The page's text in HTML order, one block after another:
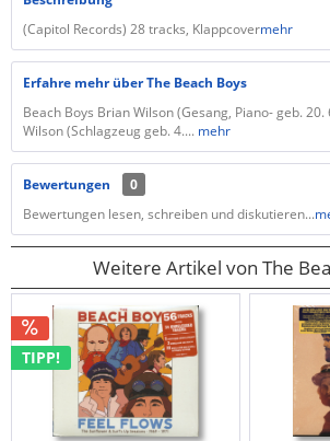
(Capitol Records) 28 tracks, Klappcovermehr
Erfahre mehr über The Beach Boys
Beach Boys Brian Wilson (Gesang, Piano- geb. 20.
Wilson (Schlagzeug geb. 4.... mehr
Bewertungen
0
Bewertungen lesen, schreiben und diskutieren...
Weitere Artikel von The
TIPP!